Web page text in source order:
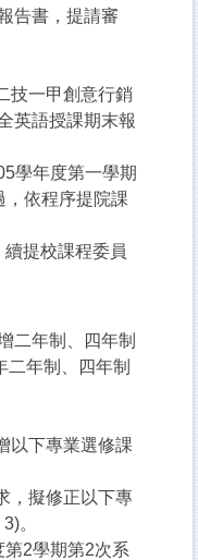
告書，提請審
一甲創意行銷
英語授課期末報
學年度第一學期
，依程序提院課
提校課程委員
二年制、四年制
二年制、四年制
下專業選修課
擬修正以下專
。
2學期第2次系